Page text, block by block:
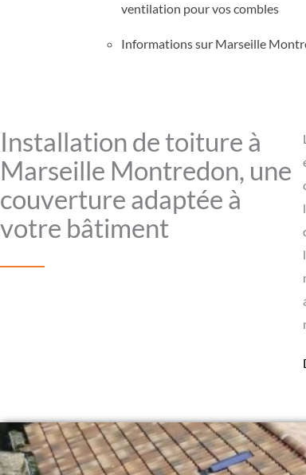
ventilation pour vos combles
Informations sur Marseille
Installation de toiture à
Marseille Montredon, une
couverture adaptée à
votre bâtiment